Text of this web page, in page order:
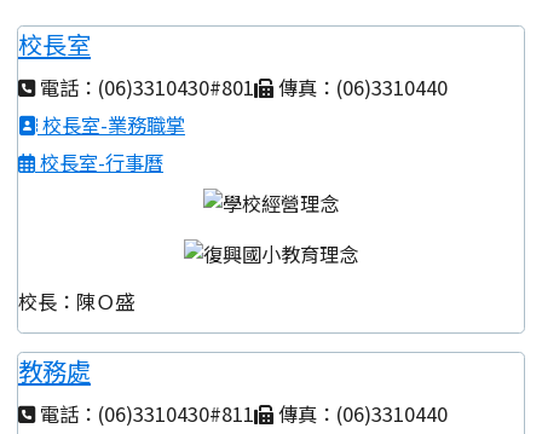
校長室
電話：(06)3310430#801
傳真：(06)3310440
校長室-業務職掌
校長室-行事曆
校長：陳Ｏ盛
教務處
電話：(06)3310430#811
傳真：(06)3310440